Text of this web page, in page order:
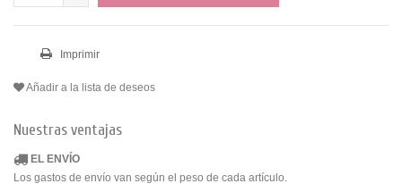
Imprimir
Añadir a la lista de deseos
Nuestras ventajas
EL ENVÍO
Los gastos de envío van según el peso de cada artículo.